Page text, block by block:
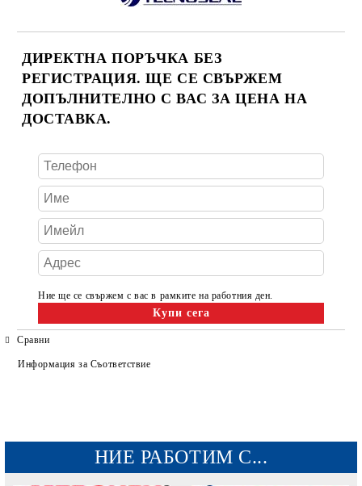
ДИРЕКТНА ПОРЪЧКА БЕЗ
РЕГИСТРАЦИЯ. ЩЕ СЕ СВЪРЖЕМ
ДОПЪЛНИТЕЛНО С ВАС ЗА ЦЕНА НА
ДОСТАВКА.
Ние ще се свържем с вас в рамките на работния ден.
Сравни
Информация за Съответствие
НИЕ РАБОТИМ С...